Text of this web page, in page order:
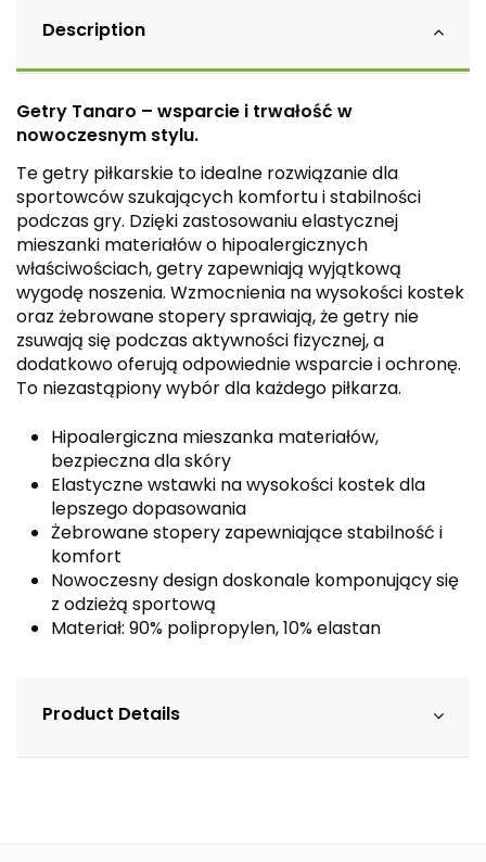
Description
Getry Tanaro – wsparcie i trwałość w
nowoczesnym stylu.
Te getry piłkarskie to idealne rozwiązanie dla
sportowców szukających komfortu i stabilności
podczas gry. Dzięki zastosowaniu elastycznej
mieszanki materiałów o hipoalergicznych
właściwościach, getry zapewniają wyjątkową
wygodę noszenia. Wzmocnienia na wysokości kostek
oraz żebrowane stopery sprawiają, że getry nie
zsuwają się podczas aktywności fizycznej, a
dodatkowo oferują odpowiednie wsparcie i ochronę.
To niezastąpiony wybór dla każdego piłkarza.
Hipoalergiczna mieszanka materiałów,
bezpieczna dla skóry
Elastyczne wstawki na wysokości kostek dla
lepszego dopasowania
Żebrowane stopery zapewniające stabilność i
komfort
Nowoczesny design doskonale komponujący się
z odzieżą sportową
Materiał: 90% polipropylen, 10% elastan
Product Details